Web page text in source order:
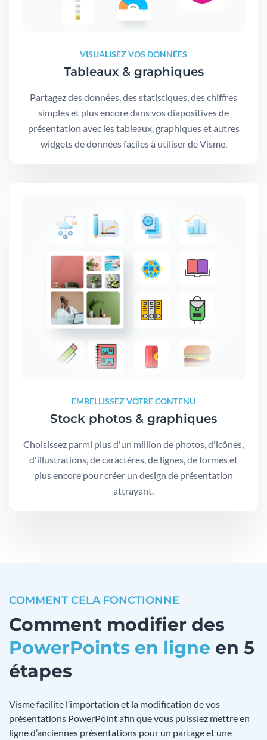
VISUALISEZ VOS DONNÉES
Tableaux & graphiques
Partagez des données, des statistiques, des chiffres
simples et plus encore dans vos diapositives de
présentation avec les tableaux, graphiques et autres
widgets de données faciles à utiliser de Visme.
EMBELLISSEZ VOTRE CONTENU
Stock photos & graphiques
Choisissez parmi plus d'un million de photos, d'icônes,
d'illustrations, de caractères, de lignes, de formes et
plus encore pour créer un design de présentation
attrayant.
COMMENT CELA FONCTIONNE
Comment modifier des
PowerPoints en ligne en 5
étapes
Visme facilite l’importation et la modification de vos
présentations PowerPoint afin que vous puissiez mettre en
ligne d’anciennes présentations pour un partage et une